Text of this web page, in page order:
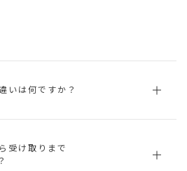
いは何ですか？
受け取りまで